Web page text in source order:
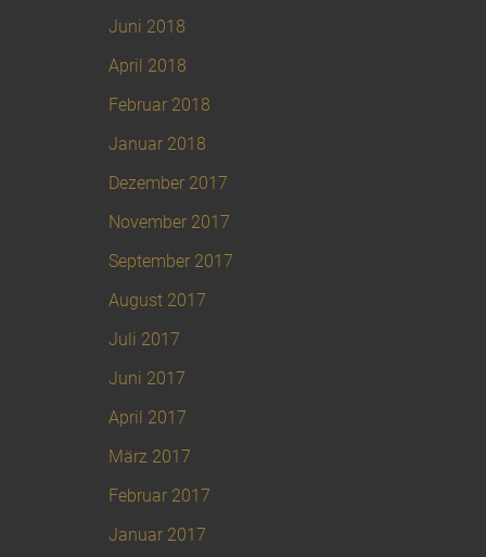
Juni 2018
April 2018
Februar 2018
Januar 2018
Dezember 2017
November 2017
September 2017
August 2017
Juli 2017
Juni 2017
April 2017
März 2017
Februar 2017
Januar 2017